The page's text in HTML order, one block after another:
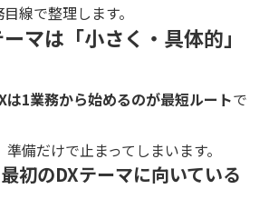
線で整理します。
マは「小さく・具体的」
は1業務から始めるのが最短ルートで
備だけで止まってしまいます。
初のDXテーマに向いている